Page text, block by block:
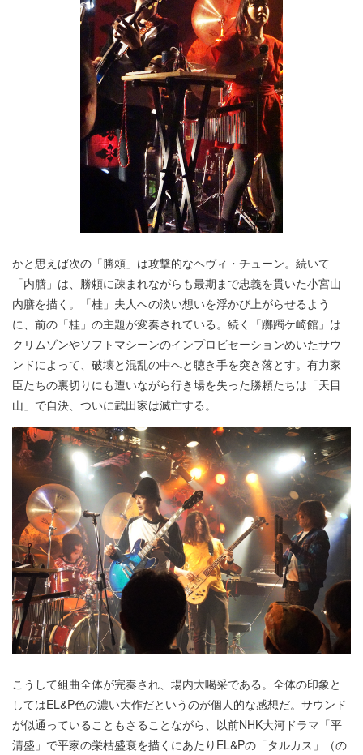
かと思えば次の「勝頼」は攻撃的なヘヴィ・チューン。続いて
「内膳」は、勝頼に疎まれながらも最期まで忠義を貫いた小宮山
内膳を描く。「桂」夫人への淡い想いを浮かび上がらせるよう
に、前の「桂」の主題が変奏されている。続く「躑躅ケ崎館」は
クリムゾンやソフトマシーンのインプロビセーションめいたサウ
ンドによって、破壊と混乱の中へと聴き手を突き落とす。有力家
臣たちの裏切りにも遭いながら行き場を失った勝頼たちは「天目
山」で自決、ついに武田家は滅亡する。
こうして組曲全体が完奏され、場内大喝采である。全体の印象と
してはEL&P色の濃い大作だというのが個人的な感想だ。サウンド
が似通っていることもさることながら、以前NHK大河ドラマ「平
清盛」で平家の栄枯盛衰を描くにあたりEL&Pの「タルカス」（の